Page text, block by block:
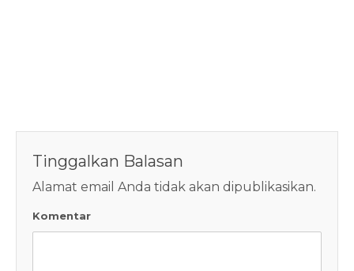
Tinggalkan Balasan
Alamat email Anda tidak akan dipublikasikan.
Komentar